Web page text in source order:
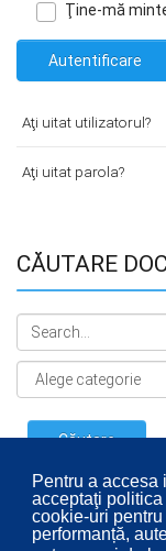
Pentru a accesa
acceptaţi
cookie-uri
performanță,
Ţine-mă
Autentificare
Aţi uitat utilizatorul?
Aţi uitat parola?
CĂUTARE